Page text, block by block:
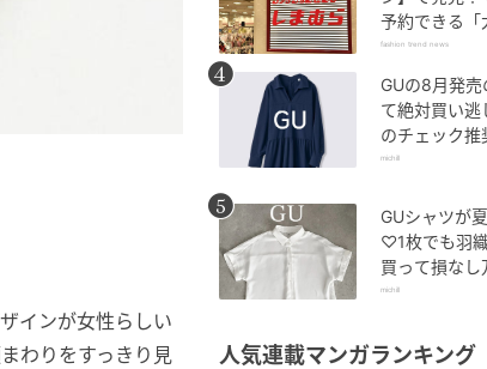
インが女性らしい
わりをすっきり見
予約できる「
て？
fashion trend news
GUの8月発
て絶対買い逃
のチェック
michill
GUシャツが
♡1枚でも羽
買って損な
michill
人気連載マンガランキング